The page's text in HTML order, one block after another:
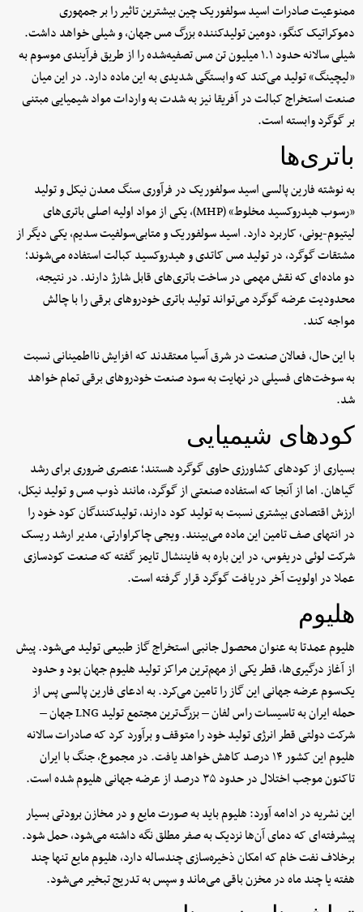
ممنوعیت صادرات اسید سولفوریک چین بیشترین تاثیر را بر جمهوری
دموکراتیک کنگو، دومین تولیدکننده بزرگ مس جهان، و شیلی خواهد داشت.
شیلی سالانه حدود ۱.۱ میلیون تن مس تصفیه‌شده را از طریق فرآیندی موسوم به
«لیچینگ» تولید می‌کند که وابستگی شدیدی به این ماده دارد. در این میان
صنعت استخراج کبالت در آفریقا نیز به شدت به واردات مواد شیمیایی مبتنی
بر گوگرد وابسته است.
باتری‌ها
به نوشته فارین پالسی اسید سولفوریک در فرآوری سنگ معدن نیکل و تولید
«رسوب هیدروکسید مخلوط» (MHP)، یکی از مواد اولیه اصلی باتری‌های
لیتیوم-یونی، کاربرد دارد. اسید سولفوریک و متابی‌سولفیت سدیم، یکی دیگر از
مشتقات گوگرد، در تولید مس کاتدی و هیدروکسید کبالت استفاده می‌شوند؛
دو ماده‌ای که نقش مهمی در ساخت باتری‌های قابل شارژ دارند. در نتیجه،
محدودیت عرضه گوگرد می‌تواند تولید باتری خودروهای برقی را با چالش
مواجه کند.
با این حال، فعالان صنعت در شرق آسیا معتقدند که افزایش نااطمینانی نسبت
به سوخت‌های فسیلی در نهایت به سود صنعت خودروهای برقی تمام خواهد
شد.
کودهای شیمیایی
بسیاری از کودهای کشاورزی حاوی گوگرد هستند؛ عنصری ضروری برای رشد
گیاهان. اما از آنجا که استفاده‌ صنعتی از گوگرد، مانند ذوب مس و تولید نیکل،
ارزش اقتصادی بیشتری نسبت به تولید کود دارند، تولیدکنندگان کود خود را
در انتهای صف تامین این ماده می‌بینند. ویجی چاکراوارتی، مدیر ارشد ریسک
شرکت لوئی دریفوس، در این باره به فایننشال تایمز گفته که صنعت کودسازی
عملا در اولویت آخر دریافت گوگرد قرار گرفته است.
هلیوم
هلیوم عمدتا به عنوان محصول جانبی استخراج گاز طبیعی تولید می‌شود. پیش
از آغاز درگیری‌ها، قطر یکی از مهم‌ترین مراکز تولید هلیوم جهان بود و حدود
یک‌سوم عرضه جهانی این گاز را تامین می‌کرد. به ادعای فارین پالسی پس از
حمله ایران به تاسیسات راس لفان – بزرگ‌ترین مجتمع تولید LNG جهان –
شرکت دولتی قطر انرژی تولید خود را متوقف و برآورد کرد که صادرات سالانه
هلیوم این کشور ۱۴ درصد کاهش خواهد یافت. در مجموع، جنگ با ایران
تاکنون موجب اختلال در حدود ۳۵ درصد از عرضه جهانی هلیوم شده است.
این نشریه در ادامه آورد: هلیوم باید به صورت مایع و در مخازن برودتی بسیار
پیشرفته‌ای که دمای آن‌ها نزدیک به صفر مطلق نگه داشته می‌شود، حمل شود.
برخلاف نفت خام که امکان ذخیره‌سازی چندساله دارد، هلیوم مایع تنها چند
هفته یا چند ماه در مخزن باقی می‌ماند و سپس به تدریج تبخیر می‌شود.